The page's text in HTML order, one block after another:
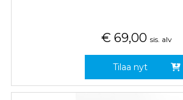
€ 69,00 sis. alv
Tilaa nyt